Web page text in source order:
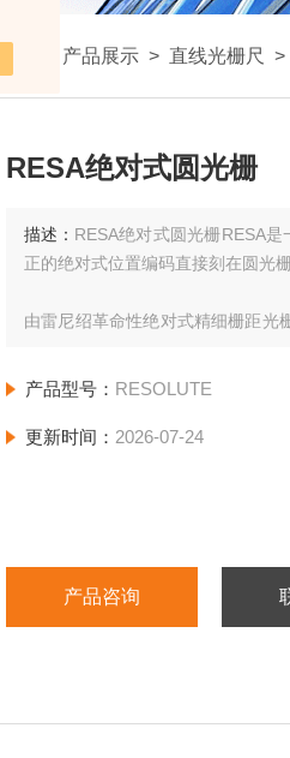
产品展示 > 直线光栅尺 >
RESA绝对式圆光栅
描述： RESA绝对式圆光栅RESA
正的绝对式位置编码直接刻在圆光
由雷尼绍革命性绝对式精细栅距光
合。
产品型号： RESOLUTE
更新时间： 2026-07-24
产品咨询